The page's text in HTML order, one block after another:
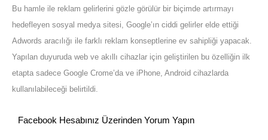
Bu hamle ile reklam gelirlerini gözle görülür bir biçimde artırmayı
hedefleyen sosyal medya sitesi, Google’ın ciddi gelirler elde ettiği
Adwords aracılığı ile farklı reklam konseptlerine ev sahipliği yapacak.
Yapılan duyuruda web ve akıllı cihazlar için geliştirilen bu özelliğin ilk
etapta sadece Google Crome’da ve iPhone, Android cihazlarda
kullanılabileceği belirtildi.
Facebook Hesabınız Üzerinden Yorum Yapın